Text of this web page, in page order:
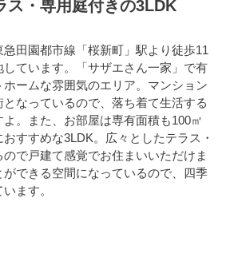
ス・専用庭付きの3LDK
田園都市線「桜新町」駅より徒歩11
ています。「サザエさん一家」で有
ームな雰囲気のエリア。マンション
なっているので、落ち着て生活する
。また、お部屋は専有面積も100㎡
すすめな3LDK。広々としたテラス・
で戸建て感覚でお住まいいただけま
できる空間になっているので、四季
ます。